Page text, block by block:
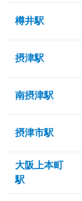
樽井駅
摂津駅
南摂津駅
摂津市駅
大阪上本町
駅